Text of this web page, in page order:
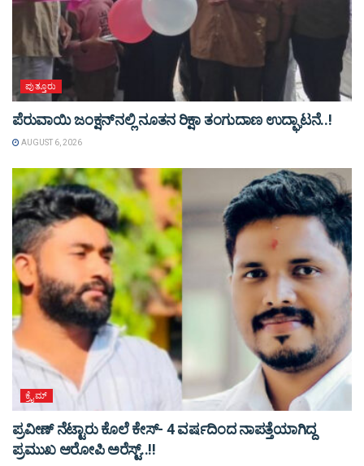
ಪುತ್ತೂರು
ಪೆರುವಾಯಿ ಜಂಕ್ಷನ್‌ನಲ್ಲಿ ನೂತನ ರಿಕ್ಷಾ ತಂಗುದಾಣ ಉದ್ಘಾಟನೆ..!
AUGUST 6, 2026
ಕ್ರೈಮ್
ಪ್ರವೀಣ್ ನೆಟ್ಟಾರು ಕೊಲೆ ಕೇಸ್‌- 4 ವರ್ಷದಿಂದ ನಾಪತ್ತೆಯಾಗಿದ್ದ
ಪ್ರಮುಖ ಆರೋಪಿ ಅರೆಸ್ಟ್‌..!!